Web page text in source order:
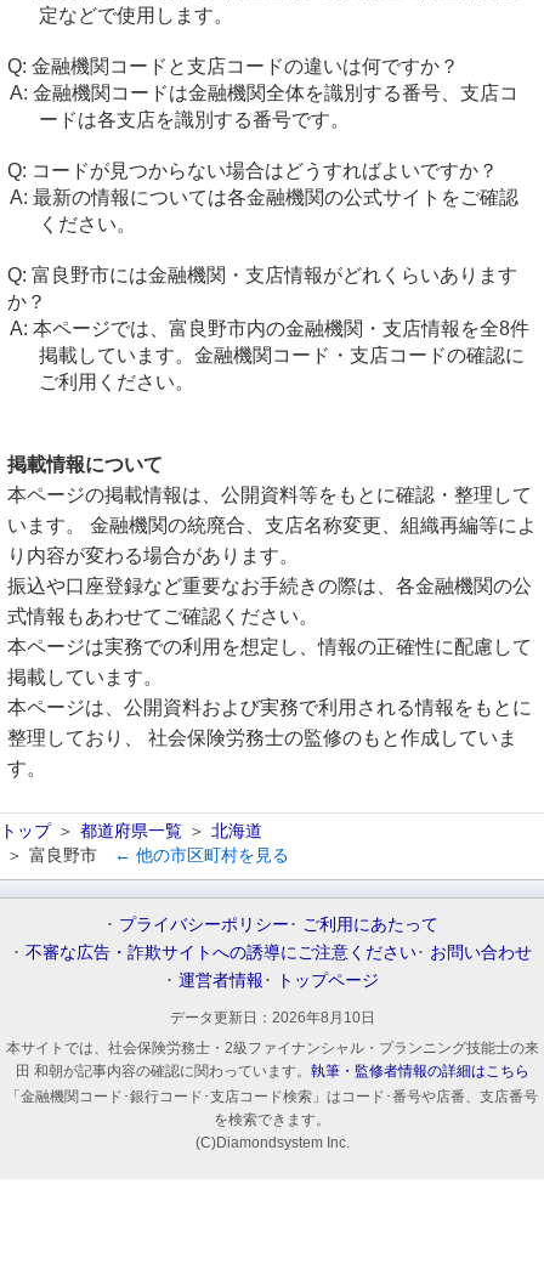
定などで使用します。
金融機関コードと支店コードの違いは何ですか？
金融機関コードは金融機関全体を識別する番号、支店コ
ードは各支店を識別する番号です。
コードが見つからない場合はどうすればよいですか？
最新の情報については各金融機関の公式サイトをご確認
ください。
富良野市には金融機関・支店情報がどれくらいあります
か？
本ページでは、富良野市内の金融機関・支店情報を全8件
掲載しています。金融機関コード・支店コードの確認に
ご利用ください。
掲載情報について
本ページの掲載情報は、公開資料等をもとに確認・整理して
います。 金融機関の統廃合、支店名称変更、組織再編等によ
り内容が変わる場合があります。
振込や口座登録など重要なお手続きの際は、各金融機関の公
式情報もあわせてご確認ください。
本ページは実務での利用を想定し、情報の正確性に配慮して
掲載しています。
本ページは、公開資料および実務で利用される情報をもとに
整理しており、 社会保険労務士の監修のもと作成していま
す。
トップ 都道府県一覧
北海道
富良野市
← 他の市区町村を見る
プライバシーポリシー
ご利用にあたって
不審な広告・詐欺サイトへの誘導にご注意ください
お問い合わせ
運営者情報
トップページ
データ更新日： 2026年8月10日
本サイトでは、社会保険労務士・2級ファイナンシャル・プランニング技能士の来
田 和朝が記事内容の確認に関わっています。 執筆・監修者情報の詳細はこちら
「金融機関コード･銀行コード･支店コード検索」はコード･番号や店番、支店番号
を検索できます。
(C)Diamondsystem Inc.